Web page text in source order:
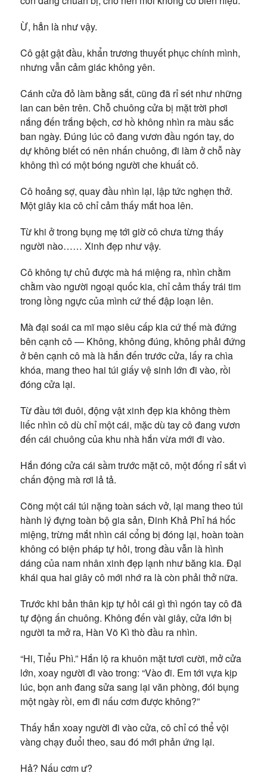
Ừ, hẳn là như vậy.
Cô gật gật đầu, khẩn trương thuyết phục chính mình,
nhưng vẫn cảm giác không yên.
Cánh cửa đỏ làm bằng sắt, cũng đã rỉ sét như những
lan can bên trên. Chỗ chuông cửa bị mặt trời phơi
nắng đến trắng bệch, cơ hồ không nhìn ra màu sắc
ban ngày. Đúng lúc cô đang vươn đầu ngón tay, do
dự không biết có nên nhấn chuông, đi làm ở chỗ này
không thì có một bóng người che khuất cô.
Cô hoảng sợ, quay đầu nhìn lại, lập tức nghẹn thở.
Một giây kia cô chỉ cảm thấy mắt hoa lên.
Từ khi ở trong bụng mẹ tới giờ cô chưa từng thấy
người nào…… Xinh đẹp như vậy.
Cô không tự chủ được mà há miệng ra, nhìn chằm
chằm vào người ngoại quốc kia, chỉ cảm thấy trái tim
trong lồng ngực của mình cứ thế đập loạn lên.
Mà đại soái ca mĩ mạo siêu cấp kia cứ thế mà đứng
bên cạnh cô — Không, không đúng, không phải đứng
ở bên cạnh cô mà là hắn đến trước cửa, lấy ra chìa
khóa, mang theo hai túi giấy vệ sinh lớn đi vào, rồi
đóng cửa lại.
Từ đầu tới đuôi, động vật xinh đẹp kia không thèm
liếc nhìn cô dù chỉ một cái, mặc dù tay cô đang vươn
đến cái chuông của khu nhà hắn vừa mới đi vào.
Hắn đóng cửa cái sầm trước mặt cô, một đống rỉ sắt vì
chấn động mà rơi lả tả.
Cõng một cái túi nặng toàn sách vở, lại mang theo túi
hành lý đựng toàn bộ gia sản, Đinh Khả Phỉ há hốc
miệng, trừng mắt nhìn cái cổng bị đóng lại, hoàn toàn
không có biện pháp tự hỏi, trong đầu vẫn là hình
dáng của nam nhân xinh đẹp lạnh như băng kia. Đại
khái qua hai giây cô mới nhớ ra là còn phải thở nữa.
Trước khi bản thân kịp tự hỏi cái gì thì ngón tay cô đã
tự động ấn chuông. Không đến vài giây, cửa lớn bị
người ta mở ra, Hàn Võ Kì thò đầu ra nhìn.
“Hi, Tiểu Phì.” Hắn lộ ra khuôn mặt tươi cười, mở cửa
lớn, xoay người đi vào trong: “Vào đi. Em tới vựa kịp
lúc, bọn anh đang sửa sang lại văn phòng, đói bụng
một ngày rồi, em đi nấu cơm được không?”
Thấy hắn xoay người đi vào cửa, cô chỉ có thể vội
vàng chạy đuổi theo, sau đó mới phản ứng lại.
Hả? Nấu cơm ư?